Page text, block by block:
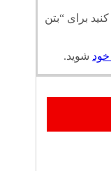
برای “بتن
شوید.